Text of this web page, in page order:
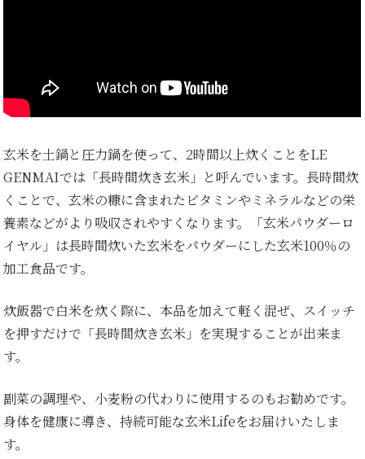
玄米を土鍋と圧力鍋を使って、2時間以上炊くことをLE
GENMAIでは「長時間炊き玄米」と呼んでいます。長時間炊
くことで、玄米の糠に含まれたビタミンやミネラルなどの栄
養素などがより吸収されやすくなります。「玄米パウダーロ
イヤル」は長時間炊いた玄米をパウダーにした玄米100％の
加工食品です。
炊飯器で白米を炊く際に、本品を加えて軽く混ぜ、スイッチ
を押すだけで「長時間炊き玄米」を実現することが出来ま
す。
副菜の調理や、小麦粉の代わりに使用するのもお勧めです。
身体を健康に導き、持続可能な玄米Lifeをお届けいたしま
す。